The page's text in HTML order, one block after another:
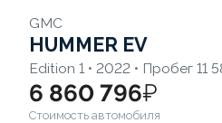
GMC
HUMMER EV
Edition 1 • 2022 • Пробег 11
6 860 796₽
Стоимость автомобиля